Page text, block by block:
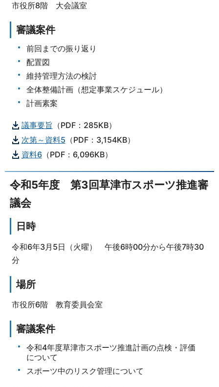
市役所8階 大会議室
審議案件
前回までの振り返り
配置図
維持管理方法の検討
全体整備計画（想定事業スケジュール）
計画素案
議事要旨 （PDF：285KB）
次第～資料5 （PDF：3,154KB）
資料6（PDF：6,096KB）
令和5年度 第3回草津市スポーツ推進審
議会
日時
令和6年3月5日（火曜） 午後6時00分から午後7時30
分
場所
市役所6階 教育委員会室
審議案件
令和4年度草津市スポーツ推進計画の点検・評価
について
スポーツ中のリスク管理について